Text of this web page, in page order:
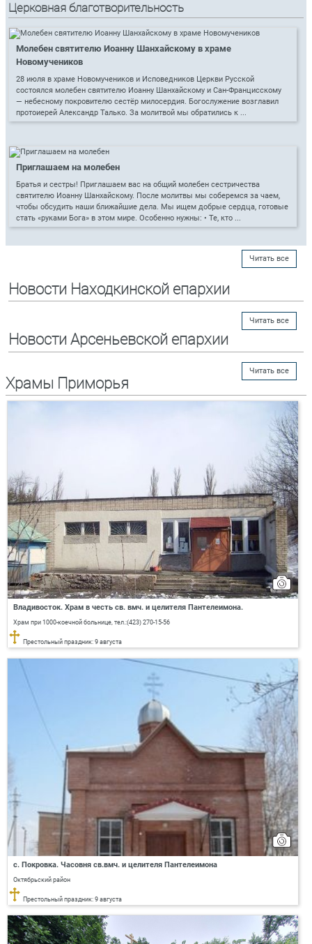
Церковная благотворительность
Молебен святителю Иоанну Шанхайскому в храме
Новомучеников
28 июля в храме Новомучеников и Исповедников Церкви Русской
состоялся молебен святителю Иоанну Шанхайскому и Сан-Францисскому
— небесному покровителю сестёр милосердия. Богослужение возглавил
протоиерей Александр Талько. За молитвой мы обратились к ...
Приглашаем на молебен
Братья и сестры! Приглашаем вас на общий молебен сестричества
святителю Иоанну Шанхайскому. После молитвы мы соберемся за чаем,
чтобы обсудить наши ближайшие дела. Мы ищем добрые сердца, готовые
стать «руками Бога» в этом мире. Особенно нужны: • Те, кто ...
Читать все
Новости Находкинской епархии
Читать все
Новости Арсеньевской епархии
Читать все
Храмы Приморья
Владивосток. Храм в честь св. вмч. и целителя Пантелеимона.
Храм при 1000-коечной больнице, тел.:(423) 270-15-56
Престольный праздник: 9 августа
с. Покровка. Часовня св.вмч. и целителя Пантелеимона
Октябрьский район
Престольный праздник: 9 августа